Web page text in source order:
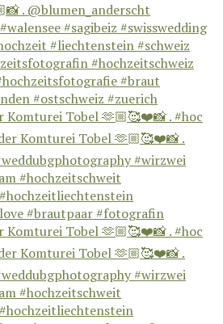
Komturei Tobel 🫶🏼🥰❤️📸 . #hoc
Komturei Tobel 🫶🏼🥰❤️📸 . #hoc